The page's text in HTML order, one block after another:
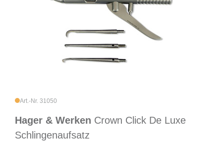
Art.-Nr. 31050
Hager & Werken Crown Click De Luxe
Schlingenaufsatz